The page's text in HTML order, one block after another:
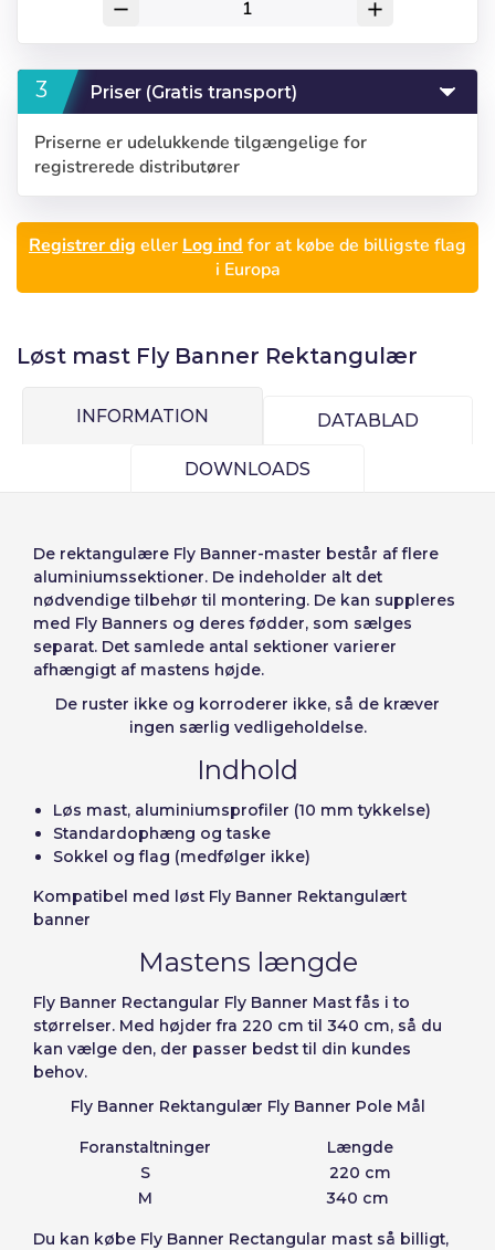
Log ind
Bruger (VAT):
Adgangskode:
Husk adgangskode: Ja Nej
Opret konto
Vælg dit sprog
Português
Français
Deutsch
Sverige
Denmark
Slovenija
Slovenčina (Slovak)
remove add
Priser (Gratis transport)
Priserne er udelukkende tilgængelige for
registrerede distributører
Registrer dig eller Log ind for at købe de billigste flag
i Europa
Løst mast Fly Banner Rektangulær
INFORMATION DATABLAD
DOWNLOADS
De rektangulære Fly Banner-master består af flere
aluminiumssektioner. De indeholder alt det
nødvendige tilbehør til montering. De kan suppleres
med Fly Banners og deres fødder, som sælges
separat. Det samlede antal sektioner varierer
afhængigt af mastens højde.
De ruster ikke og korroderer ikke, så de kræver
ingen særlig vedligeholdelse.
Indhold
Løs mast, aluminiumsprofiler (10 mm tykkelse)
Standardophæng og taske
Sokkel og flag (medfølger ikke)
Kompatibel med løst Fly Banner Rektangulært
banner
Mastens længde
Fly Banner Rectangular Fly Banner Mast fås i to
størrelser. Med højder fra 220 cm til 340 cm, så du
kan vælge den, der passer bedst til din kundes
behov.
Fly Banner Rektangulær Fly Banner Pole Mål
Foranstaltninger
Længde
S
220 cm
M
340 cm
Du kan købe Fly Banner Rectangular mast så billigt,
Precios por unidad
Enheder
Fra1 -1,00 €
Añadiendo producto al carrito
Espera, por favor
Espere, por favor